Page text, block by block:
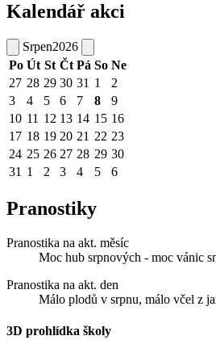
Kalendář akci
Srpen2026
Po Út St Čt Pá So Ne
27 28 29 30 31 1
2
3
4 5 6 7 8
9
10 11 12 13 14 15 16
17 18 19 20 21 22 23
24 25 26 27 28 29 30
31 1 2 3 4 5 6
Pranostiky
Pranostika na akt. měsíc
Moc hub srpnových - moc vánic
Pranostika na akt. den
Málo plodů v srpnu, málo včel z
3D prohlídka školy